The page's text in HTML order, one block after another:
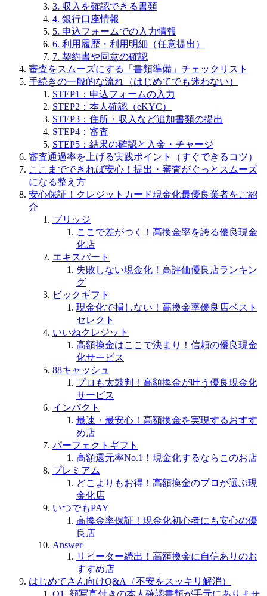
3. 収入を確認できる書類
4. 銀行口座情報
5. 申込フォームでの入力情報
6. 利用履歴・利用明細（任意提出）
7. 契約書や同意の確認
審査をスムーズにする「書類準備」チェックリスト
手続きの一般的な流れ（はじめてでも迷わない）
STEP1：申込フォームの入力
STEP2：本人確認（eKYC）
STEP3：住所・収入など追加書類の提出
STEP4：審査
STEP5：結果の確認と入金・チャージ
審査通過率を上げる実践ポイント（すぐできるコツ）
ここまでできれば安心！提出・審査がぐっとスムーズ
になる整え方
安心保証！クレジットカード現金化最優良業者をご紹
介
ブリッジ
ここで差がつく！高換金率を誇る優良現金
化店
エキスパート
失敗しない現金化！高評価優良店ランキン
グ
ビックギフト
現金化で損しない！高換金率優良店ベスト
セレクト
いいねクレジット
高額換金はここで決まり！信頼の優良現金
化サービス
88キャッシュ
プロも太鼓判！高額換金が叶う優良現金化
サービス
インパクト
最速・最安心！高額換金を実現するおすす
め店
パーフェクトギフト
高額還元率No.1！現金化するならこのお店
プレミアム
どこよりもお得！高額換金のプロが選ぶ現
金化店
いつでもPAY
高換金率保証！現金化初心者にも安心の優
良店
Answer
リピーター続出！高額換金に自信ありのお
すすめ店
はじめてさん向けQ&A（不安をスッキリ解消）
Q1. 顔写真付きの本人確認書類が手元にありませ